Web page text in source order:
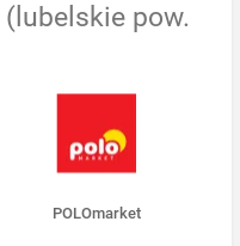
(lubelskie pow.
POLOmarket